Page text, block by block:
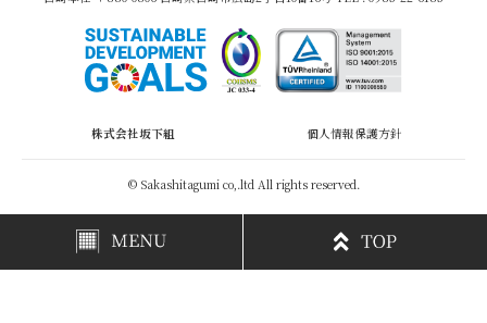
株式会社坂下組 個人情報保護方針
© Sakashitagumi co,.ltd All rights reserved.